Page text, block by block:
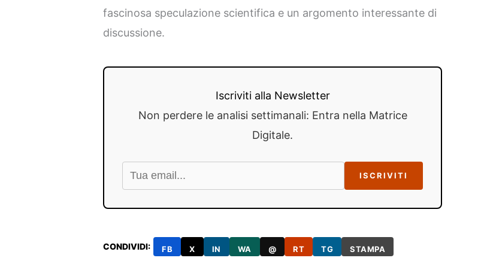
fascinosa speculazione scientifica e un argomento interessante di
discussione.
Iscriviti alla Newsletter
Non perdere le analisi settimanali: Entra nella Matrice
Digitale.
ISCRIVITI
CONDIVIDI: FB X IN WA @ RT TG STAMPA